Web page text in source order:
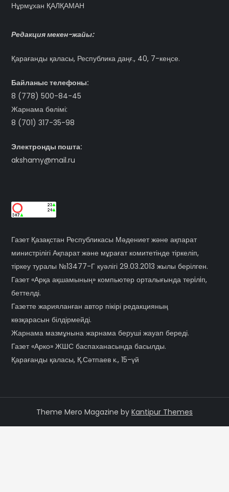
Нұрмұхан ҚАЛҚАМАН
Редакция мекен-жайы:
Қарағанды қаласы, Республика даңғ., 40, 7-кеңсе.
Байланыс телефоны:
8 (778) 500-84-45
Жарнама бөлімі:
8 (701) 317-35-98
Электронды пошта:
akshamy@mail.ru
Газет Қазақстан Республикасы Мәдениет және ақпарат
министрілігі Ақпарат және мұрағат комитетінде тіркеліп,
тіркеу туралы №13477-Г куәлігі 29.03.2013 жылы берілген.
Газет «Арқа ақшамының» компьютер орталығында терiлiп,
беттелді.
Газетте жарияланған автор пікірі редакцияның
көзқарасын білдірмейді.
Жарнама мазмұнына жарнама беруші жауап береді.
Газет «Арко» ЖШС баспаханасында басылды.
Қарағанды қаласы, Қ.Сәтпаев к., 15-үй
Theme Mero Magazine by Kantipur Themes